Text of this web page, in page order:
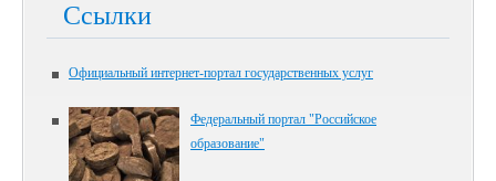
Ссылки
Официальный интернет-портал государственных услуг
Федеральный портал "Российское
образование"